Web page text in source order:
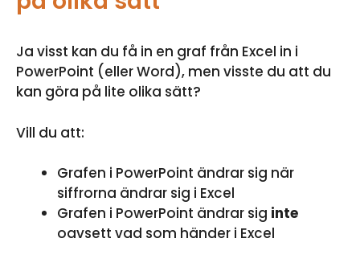
Ja visst kan du få in en graf från Excel in i
PowerPoint (eller Word), men visste du att du
kan göra på lite olika sätt?
Vill du att:
Grafen i PowerPoint ändrar sig när
siffrorna ändrar sig i Excel
Grafen i PowerPoint ändrar sig inte
oavsett vad som händer i Excel